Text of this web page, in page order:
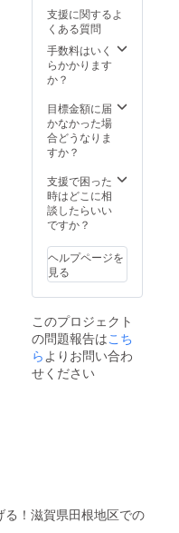
方の声に答
えて、もの
創りプロ
ジェクト
「SoHub+田
根」を企画
しました。
田根地区を
一度訪れた
人たちは、
地元の方々
け入れに感
激し、再び
田根に戻っ
てくる事を
繰り返して
います。ま
た、地元・
点」として
お知らせしま
す）
支援に関するよ
くある質問
手数料はいく
らかかります
か？
目標金額に届
かなかった場
合どうなりま
すか？
支援で困った
時はどこに相
談したらいい
ですか？
ヘルプページを
見る
このプロジェクト
の問題報告はこち
ら よりお問い合わ
せください
！滋賀県田根地区での